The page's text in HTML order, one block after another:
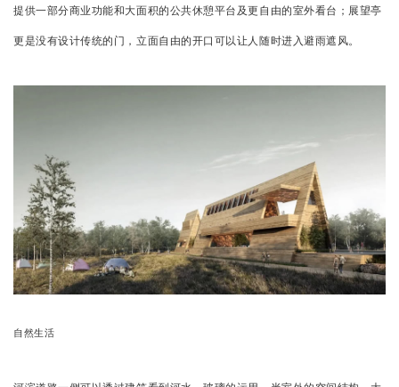
提供一部分商业功能和大面积的公共休憩平台及更自由的室外看台； 展望亭
更是没有设计传统的门，立面自由的开口可以让人随时进入避雨遮风。
自然生活